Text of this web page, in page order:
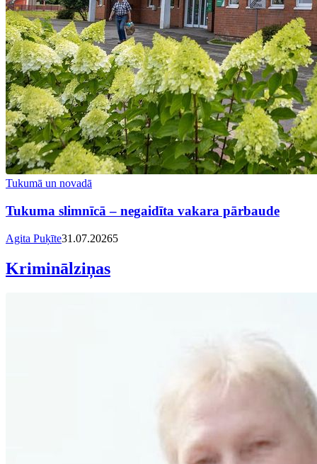
Tukumā un novadā
Tukuma slimnīcā – negaidīta vakara pārbaude
Agita Puķīte31.07.20265
Kriminālziņas